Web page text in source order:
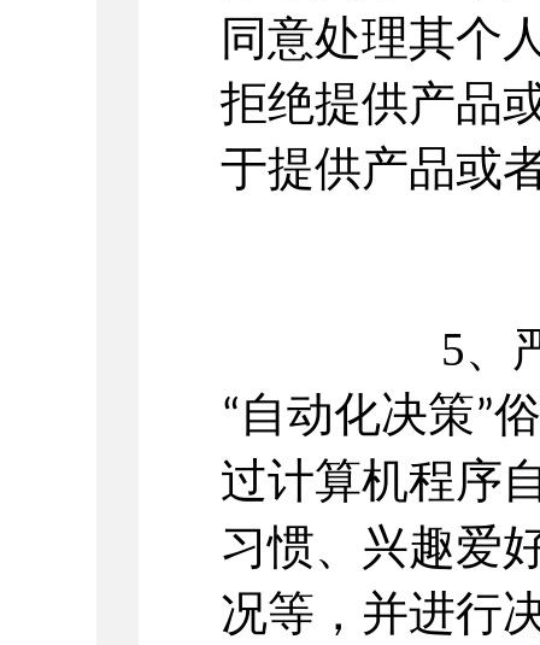
同意处理其个
拒绝提供产品
于提供产品或
5、
“自动化决策”
过计算机程序
习惯、兴趣爱
况等，并进行